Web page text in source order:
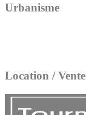
Urbanisme
Location / Vente